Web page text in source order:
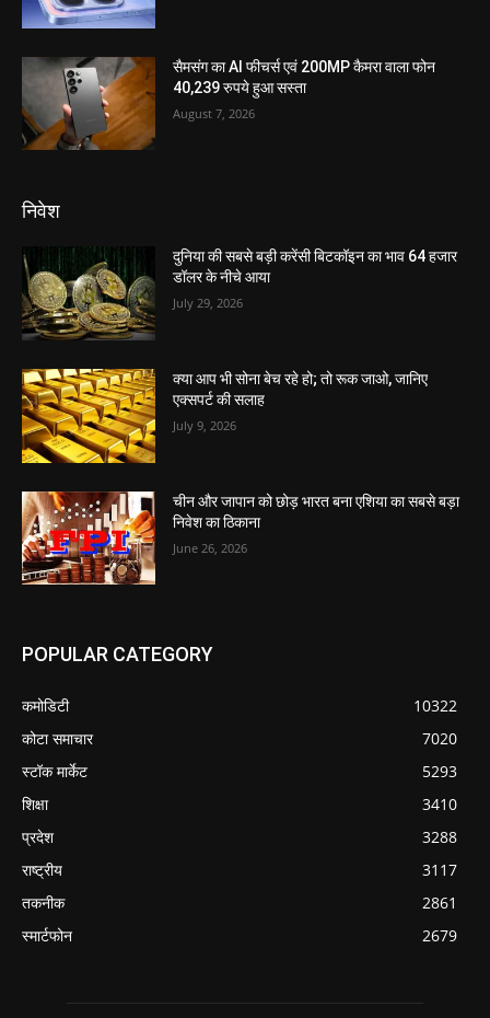
सैमसंग का AI फीचर्स एवं 200MP कैमरा वाला फोन
40,239 रुपये हुआ सस्ता
August 7, 2026
निवेश
दुनिया की सबसे बड़ी करेंसी बिटकॉइन का भाव 64 हजार
डॉलर के नीचे आया
July 29, 2026
क्या आप भी सोना बेच रहे हो; तो रूक जाओ, जानिए
एक्सपर्ट की सलाह
July 9, 2026
चीन और जापान को छोड़ भारत बना एशिया का सबसे बड़ा
निवेश का ठिकाना
June 26, 2026
POPULAR CATEGORY
कमोडिटी
10322
कोटा समाचार
7020
स्टॉक मार्केट
5293
शिक्षा
3410
प्रदेश
3288
राष्ट्रीय
3117
तकनीक
2861
स्मार्टफोन
2679